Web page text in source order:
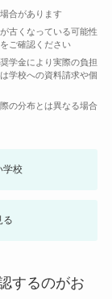
合があります
古くなっている可能性
ご確認ください
学金により実際の負担
学校への資料請求や個
の分布とは異なる場合
学校
る
するのがお